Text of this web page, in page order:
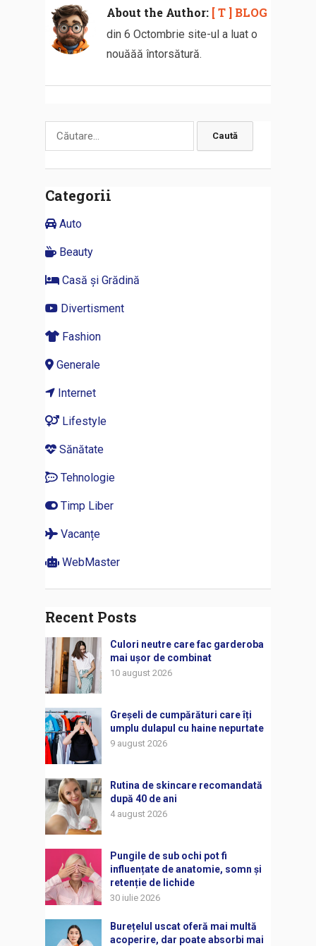
About the Author: [ T ] BLOG
din 6 Octombrie site-ul a luat o
nouăăă întorsătură.
Caută
Categorii
Auto
Beauty
Casă și Grădină
Divertisment
Fashion
Generale
Internet
Lifestyle
Sănătate
Tehnologie
Timp Liber
Vacanțe
WebMaster
Recent Posts
Culori neutre care fac garderoba
mai ușor de combinat
10 august 2026
Greșeli de cumpărături care îți
umplu dulapul cu haine nepurtate
9 august 2026
Rutina de skincare recomandată
după 40 de ani
4 august 2026
Pungile de sub ochi pot fi
influențate de anatomie, somn și
retenție de lichide
30 iulie 2026
Burețelul uscat oferă mai multă
acoperire, dar poate absorbi mai